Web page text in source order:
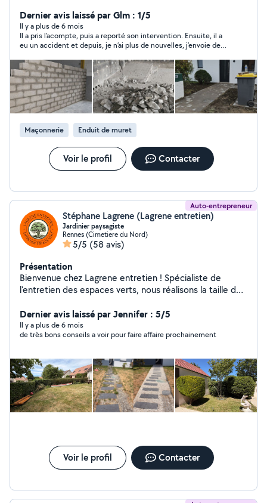
engazonement et bien d'autres hésitez pas !
Dernier avis laissé par Glm : 1/5
Il y a plus de 6 mois
Il a pris l’acompte, puis a reporté son intervention. Ensuite, il a
eu un accident et depuis, je n’ai plus de nouvelles, j’envoie des
avais l’air d’une bonne personne.
Maçonnerie Enduit de muret
Voir le profil Contacter
Auto-entrepreneur
Stéphane Lagrene (Lagrene entretien)
Jardinier paysagiste
Rennes (Cimetiere du Nord)
5/5 (58 avis)
Présentation
Bienvenue chez Lagrene entretien ! Spécialiste de
l'entretien des espaces verts, nous réalisons la taille de
et l'entretien de jardins. Nos équipes interviennent à
Rennes et dans toute l'Ille-et-Vilaine 35 ainsi qu'en
Seine-et-Marne 77 Travail soigné, devis gratuit et
Dernier avis laissé par Jennifer : 5/5
Il y a plus de 6 mois
de très bons conseils a voir pour faire affaire prochainement
Voir le profil Contacter